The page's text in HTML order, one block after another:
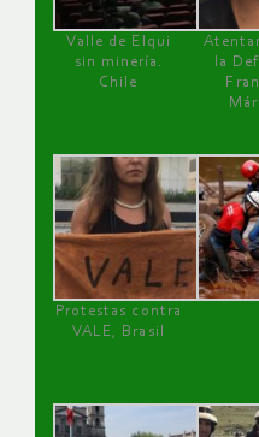
Valle de Elqui
sin minería.
Chile
la
Protestas contra
VALE, Brasil